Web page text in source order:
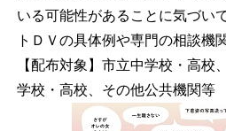
いる可能性があることに気づい
トＤＶの具体例や専門の相談機
【配布対象】市立中学校・高校
学校・高校、その他公共機関等